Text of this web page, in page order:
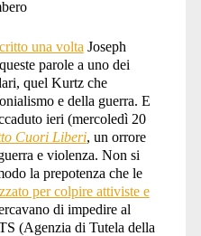
una volta Joseph
parole a uno dei
quel Kurtz che
e della guerra. E
ieri (mercoledì 20
Cuori Liberi, un orrore
e violenza. Non si
la prepotenza che le
per colpire attiviste e
di impedire al
(Agenzia di Tutela della